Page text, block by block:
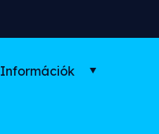
Információk